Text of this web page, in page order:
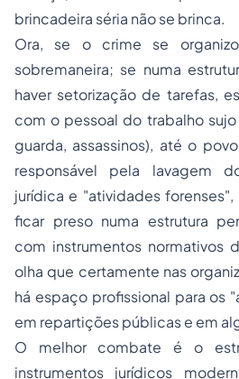
brincadeira séria não se brinca.
Ora, se o crime se
sobremaneira; se numa
haver setorização de tarefas,
com o pessoal do trabalho
guarda, assassinos), até o
responsável pela lavagem
jurídica e "atividades
ficar preso numa estrutura
com instrumentos normativos
olha que certamente nas
há espaço profissional para os
em repartições públicas e em
O melhor combate é o
instrumentos jurídicos